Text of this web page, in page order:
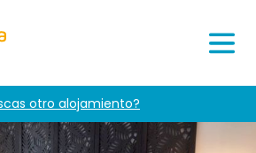
otro alojamiento?